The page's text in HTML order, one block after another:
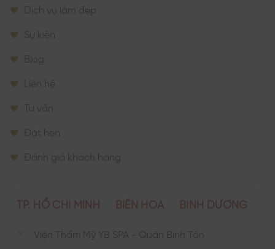
Dịch vụ làm đẹp
Sự kiện
Blog
Liên hệ
Tư vấn
Đặt hẹn
Đánh giá khách hàng
TP. HỒ CHÍ MINH BIÊN HÒA BÌNH DƯƠNG
Viện Thẩm Mỹ YB SPA - Quận Bình Tân